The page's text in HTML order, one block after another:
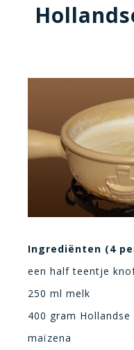
Ingrediënten (4
een half teentje
250 ml melk
400 gram Hollandse
maïzena